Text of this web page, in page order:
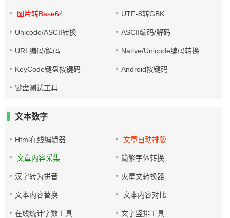
图片转Base64 UTF-8转GBK
Unicode/ASCII转换 ASCII编码/解码
URL编码/解码 Native/Unicode编码转换
KeyCode键盘按键码 Android按键码
键盘测试工具
文本数字
Html在线编辑器 文章自动排版
文章内容采集 简繁字体转换
汉字转为拼音 火星文转换器
文本内容替换 文本内容对比
在线统计字数工具 文字竖排工具